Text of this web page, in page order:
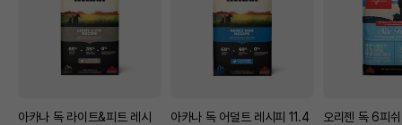
아카나 독 라이트&피트 레시
아카나 독 어덜트 레시피 11.4
오리젠 독 6피